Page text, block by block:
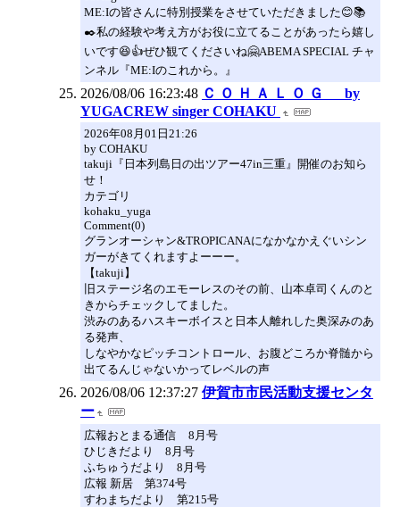
ME:Iの皆さんに特別授業をさせていただきました😊📚
✒️私の経験や考え方がお役に立てることがあったら嬉し
いです😆👍ぜひ観てくださいね🤗ABEMA SPECIAL チャ
ンネル『ME:Iのこれから。』
2026/08/06 16:23:48 Ｃ Ｏ Ｈ Ａ Ｌ Ｏ Ｇ by
YUGACREW singer COHAKU
2026年08月01日21:26
by COHAKU
takuji『日本列島日の出ツアー47in三重』開催のお知ら
せ！
カテゴリ
kohaku_yuga
Comment(0)
グランオーシャン&TROPICANAになかなかえぐいシン
ガーがきてくれますよーーー。
【takuji】
旧ステージ名のエモーレスのその前、山本卓司くんのと
きからチェックしてました。
渋みのあるハスキーボイスと日本人離れした奥深みのあ
る発声、
しなやかなピッチコントロール、お腹どころか脊髄から
出てるんじゃないかってレベルの声
2026/08/06 12:37:27 伊賀市市民活動支援センタ
ー
広報おとまる通信 8月号
ひじきだより 8月号
ふちゅうだより 8月号
広報 新居 第374号
すわまちだより 第215号